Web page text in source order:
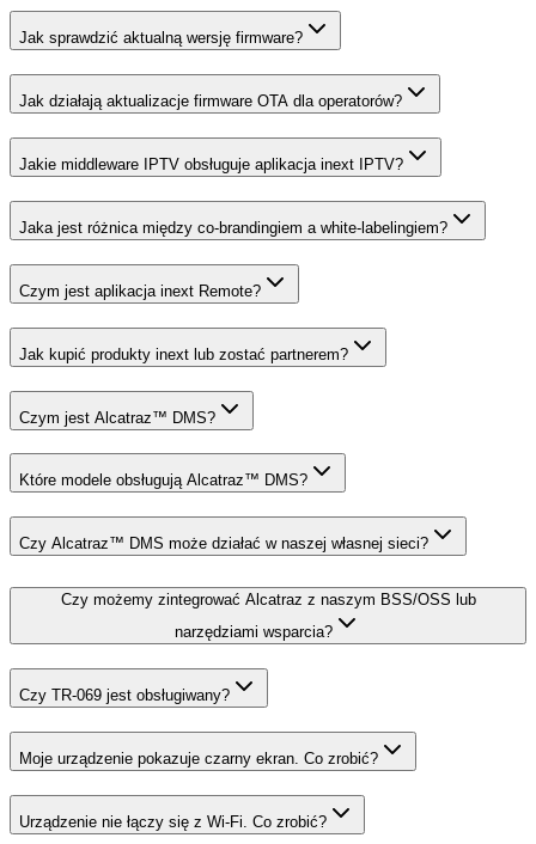
Jak sprawdzić aktualną wersję firmware?
Jak działają aktualizacje firmware OTA dla operatorów?
Jakie middleware IPTV obsługuje aplikacja inext IPTV?
Jaka jest różnica między co-brandingiem a white-labelingiem?
Czym jest aplikacja inext Remote?
Jak kupić produkty inext lub zostać partnerem?
Czym jest Alcatraz™ DMS?
Które modele obsługują Alcatraz™ DMS?
Czy Alcatraz™ DMS może działać w naszej własnej sieci?
Czy możemy zintegrować Alcatraz z naszym BSS/OSS lub
narzędziami wsparcia?
Czy TR-069 jest obsługiwany?
Moje urządzenie pokazuje czarny ekran. Co zrobić?
Urządzenie nie łączy się z Wi-Fi. Co zrobić?